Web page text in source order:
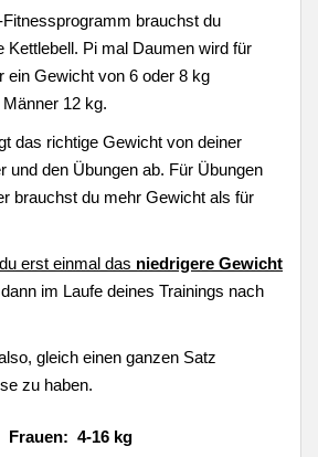
Fitnessprogramm brauchst du
Kettlebell. Pi mal Daumen wird für
ein Gewicht von 6 oder 8 kg
12 kg.
das richtige Gewicht von deiner
und den Übungen ab. Für Übungen
brauchst du mehr Gewicht als für
erst einmal das niedrigere Gewicht
im Laufe deines Trainings nach
gleich einen ganzen Satz
zu haben.
Frauen: 4-16 kg